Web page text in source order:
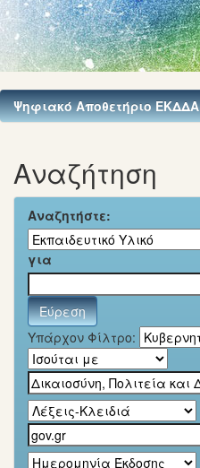
Ψηφιακό Αποθετήριο ΕΚΔΔΑ
Αναζήτηση
Αναζητήστε:
για
Υπάρχον Φίλτρο: